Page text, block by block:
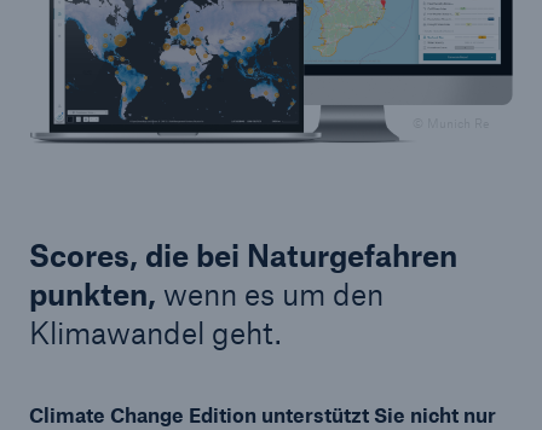
Scores, die bei Naturgefahren
punkten, wenn es um den
Klimawandel geht.
Climate Change Edition unterstützt Sie nicht nur